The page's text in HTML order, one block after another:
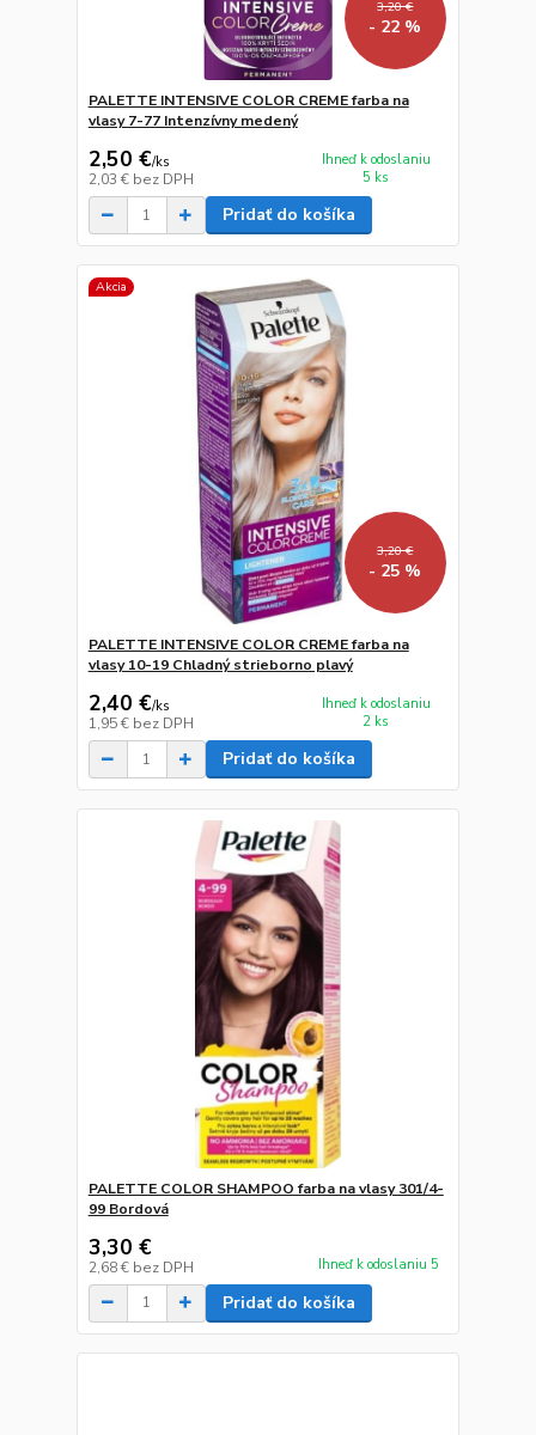
3,20 €
- 22 %
PALETTE INTENSIVE COLOR CREME farba na
vlasy 7-77 Intenzívny medený
2,50 €/ks
2,03 € bez DPH
Ihneď k odoslaniu
5 ks
Pridať do košíka
Akcia
3,20 €
- 25 %
PALETTE INTENSIVE COLOR CREME farba na
vlasy 10-19 Chladný strieborno plavý
2,40 €/ks
1,95 € bez DPH
Ihneď k odoslaniu
2 ks
Pridať do košíka
PALETTE COLOR SHAMPOO farba na vlasy 301/4-
99 Bordová
3,30 €
2,68 € bez DPH Ihneď k odoslaniu 5
Pridať do košíka